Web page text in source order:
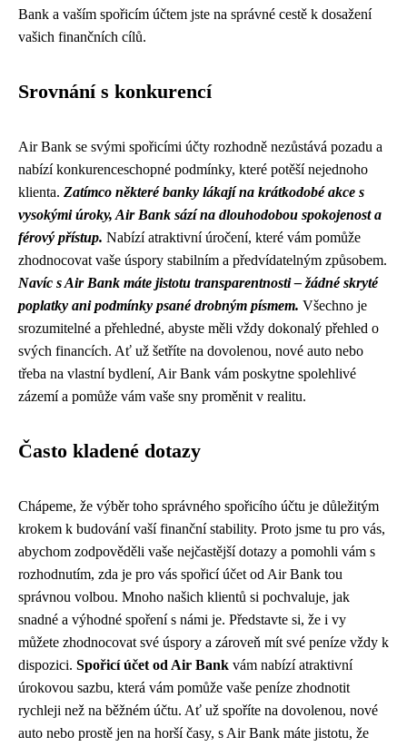
Bank a vaším spořicím účtem jste na správné cestě k dosažení
vašich finančních cílů.
Srovnání s konkurencí
Air Bank se svými spořicími účty rozhodně nezůstává pozadu a
nabízí konkurenceschopné podmínky, které potěší nejednoho
klienta. Zatímco některé banky lákají na krátkodobé akce s
vysokými úroky, Air Bank sází na dlouhodobou spokojenost a
férový přístup. Nabízí atraktivní úročení, které vám pomůže
zhodnocovat vaše úspory stabilním a předvídatelným způsobem.
Navíc s Air Bank máte jistotu transparentnosti – žádné skryté
poplatky ani podmínky psané drobným písmem. Všechno je
srozumitelné a přehledné, abyste měli vždy dokonalý přehled o
svých financích. Ať už šetříte na dovolenou, nové auto nebo
třeba na vlastní bydlení, Air Bank vám poskytne spolehlivé
zázemí a pomůže vám vaše sny proměnit v realitu.
Často kladené dotazy
Chápeme, že výběr toho správného spořicího účtu je důležitým
krokem k budování vaší finanční stability. Proto jsme tu pro vás,
abychom zodpověděli vaše nejčastější dotazy a pomohli vám s
rozhodnutím, zda je pro vás spořicí účet od Air Bank tou
správnou volbou. Mnoho našich klientů si pochvaluje, jak
snadné a výhodné spoření s námi je. Představte si, že i vy
můžete zhodnocovat své úspory a zároveň mít své peníze vždy k
dispozici. Spořicí účet od Air Bank vám nabízí atraktivní
úrokovou sazbu, která vám pomůže vaše peníze zhodnotit
rychleji než na běžném účtu. Ať už spoříte na dovolenou, nové
auto nebo prostě jen na horší časy, s Air Bank máte jistotu, že